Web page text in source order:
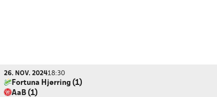
26. NOV. 202418:30
Fortuna Hjørring (1)
AaB (1)